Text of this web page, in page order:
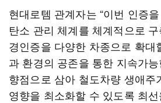
현대로템 관계자는 “이번 인증
탄소 관리 체계를 체계적으로
경인증을 다양한 차종으로 확대
과 환경의 공존을 통한 지속가
향점으로 삼아 철도차량 생애주
영향을 최소화할 수 있도록 최